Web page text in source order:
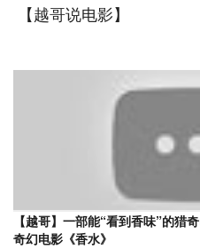
【越哥说电影】
【越哥】一部能“看到香味”的猎
奇幻电影《香水》